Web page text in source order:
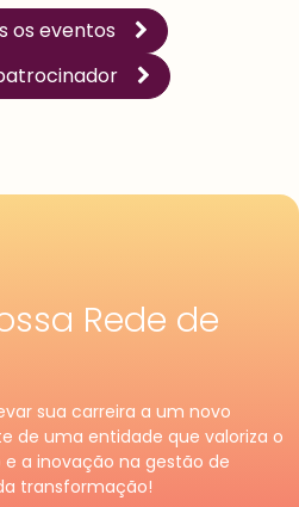
os eventos
Rede de
sua carreira a um novo
de uma entidade que valoriza o
a inovação na gestão de
transformação!
criados para você.
Pessoa
Fortaleça o seu negócio e
faça parte da maior
comunidade de Recursos
Humanos. Conheças os